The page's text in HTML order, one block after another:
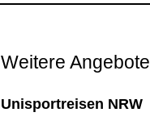
Weitere Angebote
Unisportreisen NRW